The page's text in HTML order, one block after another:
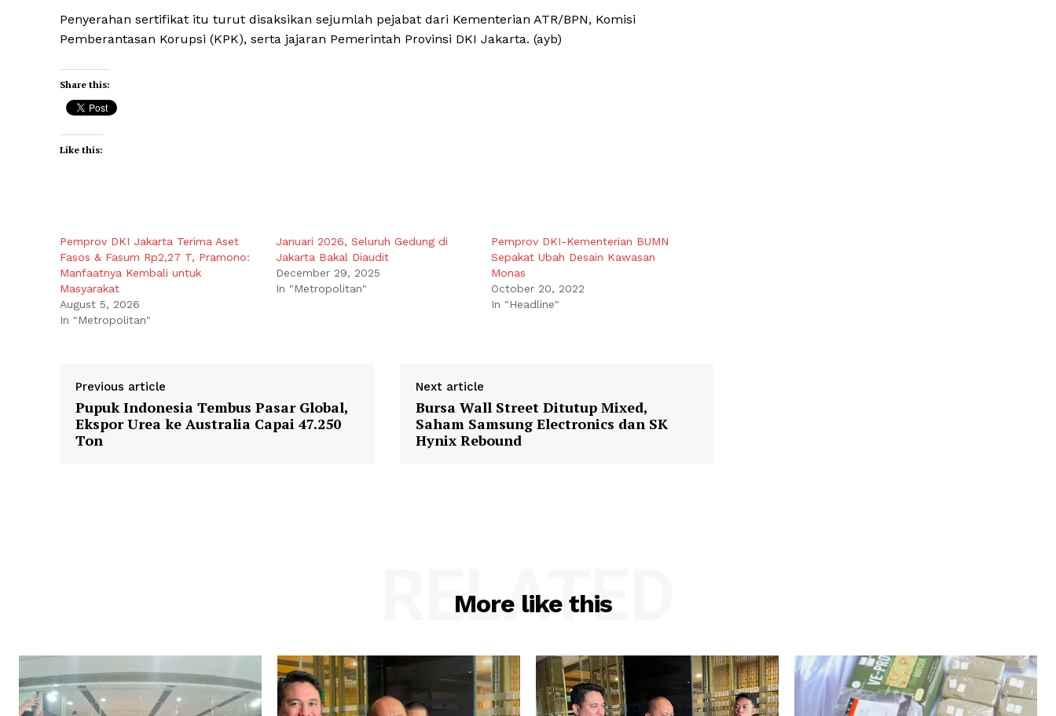
Penyerahan sertifikat itu turut disaksikan sejumlah pejabat dari Kementerian ATR/BPN, Komisi
Pemberantasan Korupsi (KPK), serta jajaran Pemerintah Provinsi DKI Jakarta. (ayb)
Share this:
Like this:
Pemprov DKI Jakarta Terima Aset
Fasos & Fasum Rp2,27 T, Pramono:
Manfaatnya Kembali untuk
Masyarakat
August 5, 2026
In "Metropolitan"
Januari 2026, Seluruh Gedung di
Jakarta Bakal Diaudit
December 29, 2025
In "Metropolitan"
Pemprov DKI-Kementerian BUMN
Sepakat Ubah Desain Kawasan
Monas
October 20, 2022
In "Headline"
Previous article
Pupuk Indonesia Tembus Pasar Global,
Ekspor Urea ke Australia Capai 47.250
Ton
Next article
Bursa Wall Street Ditutup Mixed,
Saham Samsung Electronics dan SK
Hynix Rebound
More like this
RELATED